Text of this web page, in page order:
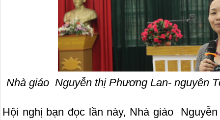
Nhà giáo Nguyễn thị Phương Lan- nguyên
Hội nghị bạn đọc lần này, Nhà giáo